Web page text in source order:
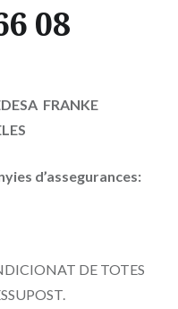
08
FRANKE
d’assegurances:
DE TOTES